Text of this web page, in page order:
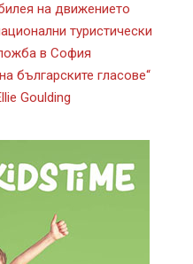
на движението
туристически
в София
българските гласове“
Goulding